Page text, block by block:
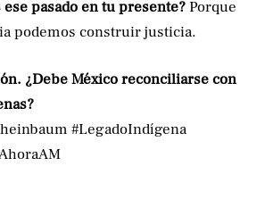
pasado en tu presente? Porque
podemos construir justicia.
¿Debe México reconciliarse con
#LegadoIndígena